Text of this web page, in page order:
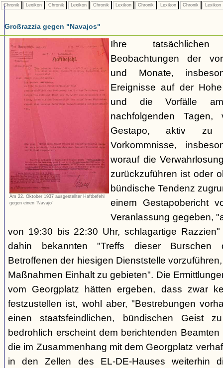
Chronik Lexikon Chronik Lexikon Chronik Lexikon Chronik Lexikon Chronik Lexikon
Großrazzia gegen "Navajos"
Am 22. Oktober 1937 ausgestellter Haftbefehl
gegen einen "Navajo"
Ihre
Beobachtungen der
und Monate,
Ereignisse auf der
und die Vorfälle
nachfolgenden
Gestapo, aktiv zu
Vorkommnisse,
worauf die
zurückzuführen ist oder
bündische Tendenz
einem Gestapobericht
Veranlassung gegeben,
von 19:30 bis 22:30 Uhr, schlagartige
dahin bekannten "Treffs dieser Burschen
Betroffenen der hiesigen Dienststelle
Maßnahmen Einhalt zu gebieten". Die
vom Georgplatz hätten ergeben, dass zwar
festzustellen ist, wohl aber, "Bestrebungen
einen staatsfeindlichen, bündischen Geist
bedrohlich erscheint dem berichtenden
die im Zusammenhang mit dem Georgplatz
in den Zellen des EL-DE-Hauses weiterhin